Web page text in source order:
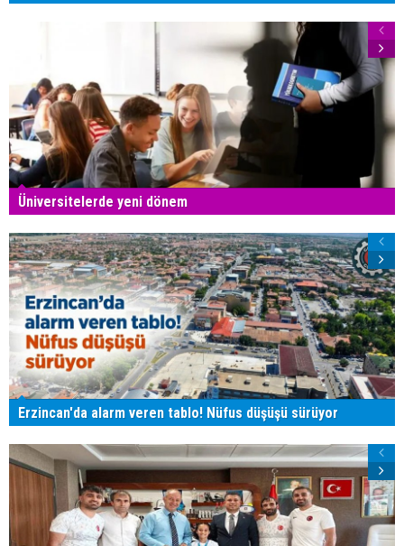
Üniversitelerde yeni dönem
Erzincan'da alarm veren tablo! Nüfus düşüşü sürüyor